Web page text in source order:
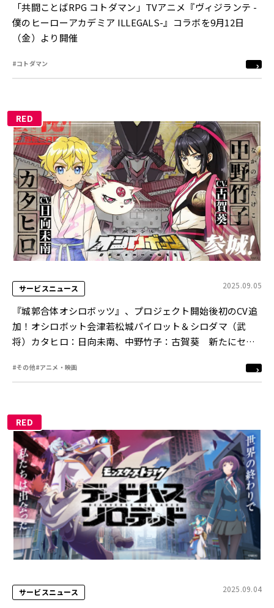
「共闘ことばRPG コトダマン」TVアニメ『ヴィジランテ -
僕のヒーローアカデミア ILLEGALS-』コラボを9月12日
（金）より開催
#コトダマン
RED
サービスニュース 2025.09.05
『城郭合体オシロボッツ』、プロジェクト開始後初のCV追
加！オシロボット会津若松城パイロット＆シロダマ（武
将）カタヒロ：日向未南、中野竹子：古賀葵 新たにセリ
#その他#アニメ・映画
RED
サービスニュース 2025.09.04